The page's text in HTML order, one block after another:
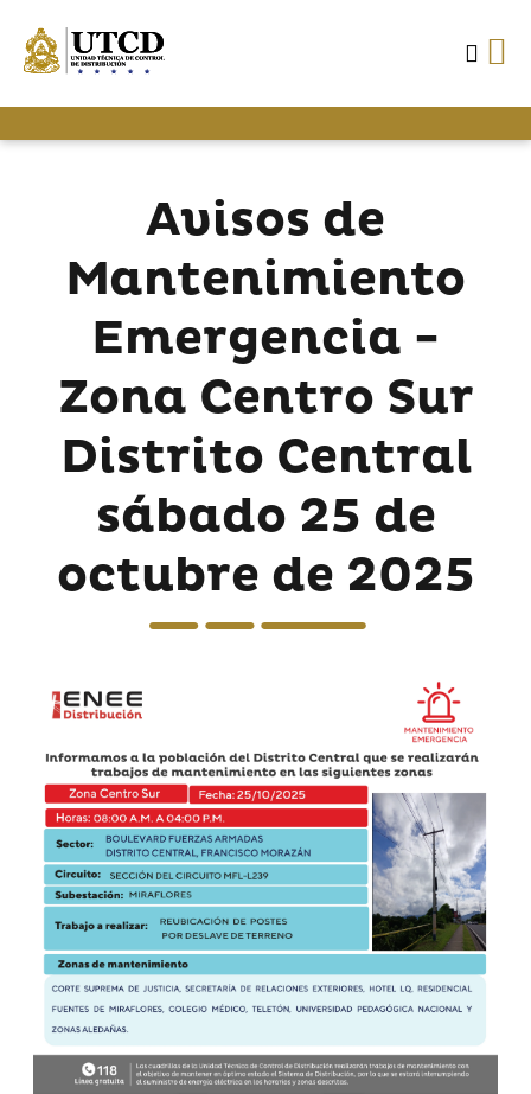
Avisos de
Mantenimiento
Emergencia -
Zona Centro Sur
Distrito Central
sábado 25 de
octubre de 2025